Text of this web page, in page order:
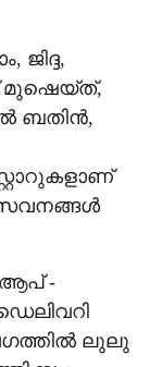
ജിദ്ദ,
ബതിൻ,
ആപ് -
ലുലു